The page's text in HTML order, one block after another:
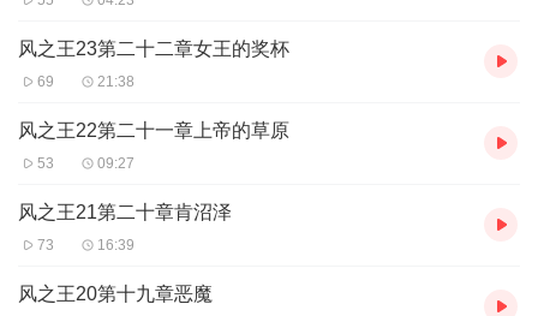
风之王23第二十二章女王的奖杯
69 21:38
风之王22第二十一章上帝的草原
53 09:27
风之王21第二十章肯沼泽
73 16:39
风之王20第十九章恶魔